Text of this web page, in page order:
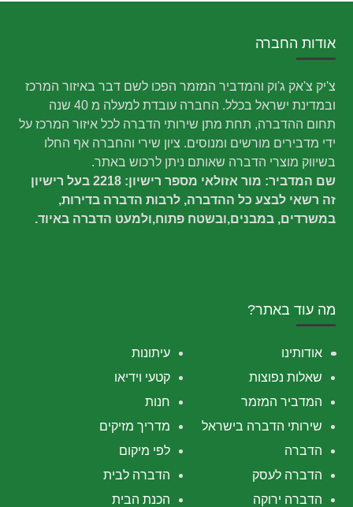
אודות החברה
צ'יק צ'אק ג'וק והמדביר המזמר הפכו לשם דבר באיזור המרכז
ובמדינת ישראל בכלל. החברה עובדת למעלה מ 40 שנה
תחום ההדברה, תחת מתן שירותי הדברה לכל איזור המרכז על
ידי מדבירים מורשים ומנוסים. ציון שירי והחברה אף החלו
בשיווק מוצרי הדברה שאותם ניתן לרכוש באתר.
שם המדביר: מור אזולאי מספר רישיון: 2218 בעל רישיון
זה רשאי לבצע כל ההדברה, לרבות הדברה בדירות,
במשרדים, במבנים,ובשטח פתוח,ולמעט הדברה באיוד.
מה עוד באתר?
עיתונות
אודותינו
קטעי וידיאו
שאלות נפוצות
חנות
המדביר המזמר
מדריך מזיקים
שירותי הדברה בישראל
לפי מיקום
הדברה
הדברה לבית
הדברה לעסק
הכנת הבית
הדברה ירוקה